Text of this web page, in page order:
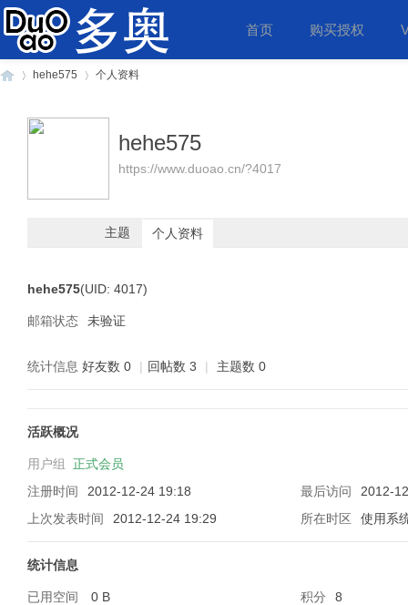
首页 购买授权
hehe575 个人资料
hehe575
https://www.duoao.cn/?4017
主题 个人资料
hehe575(UID: 4017)
邮箱状态 未验证
统计信息 好友数 0 | 回帖数 3 | 主题数 0
活跃概况
用户组 正式会员
注册时间
2012-12-24 19:18 最后访问
2012-
上次发表时间
2012-12-24 19:29 所在时区 使用系
统计信息
已用空间 0 B 积分 8